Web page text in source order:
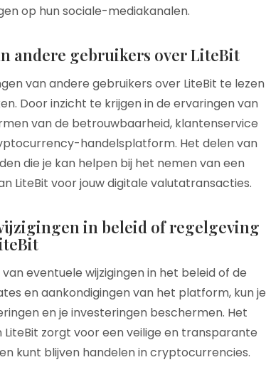
op hun sociale-mediakanalen.
andere gebruikers over LiteBit
van andere gebruikers over LiteBit te lezen
Door inzicht te krijgen in de ervaringen van
van de betrouwbaarheid, klantenservice
handelsplatform. Het delen van
die je kan helpen bij het nemen van een
LiteBit voor jouw digitale valutatransacties.
in beleid of regelgeving
eventuele wijzigingen in het beleid of de
en aankondigingen van het platform, kun je
en je investeringen beschermen. Het
zorgt voor een veilige en transparante
kunt blijven handelen in cryptocurrencies.